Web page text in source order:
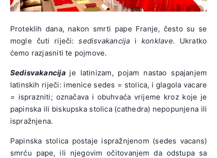
Proteklih dana, nakon smrti pape Franje, često su se
mogle čuti riječi:sedisvakancija ikonklave. Ukratko
ćemo razjasniti te pojmove.
Sedisvakancija je latinizam, pojam nastao spajanjem
latinskih riječi: imenice sedes = stolica, i glagola vacare
= isprazniti; označava i obuhvaća vrijeme kroz koje je
papinska ili biskupska stolica (cathedra) nepopunjena ili
ispražnjena.
Papinska stolica postaje ispražnjenom (sedes vacans)
smrću pape, ili njegovim očitovanjem da odstupa sa